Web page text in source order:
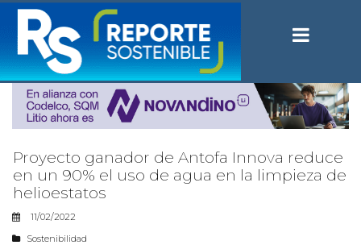
Proyecto ganador de Antofa Innova reduce
en un 90% el uso de agua en la limpieza de
helioestatos
11/02/2022
Sostenibilidad